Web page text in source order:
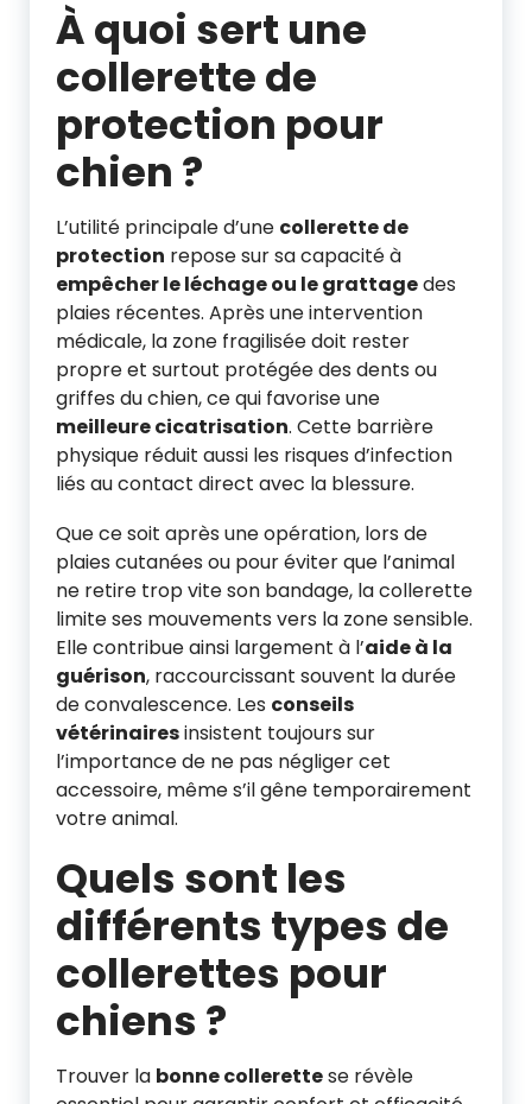
À quoi sert une
collerette de
protection pour
chien ?
L’utilité principale d’une collerette de
protection repose sur sa capacité à
empêcher le léchage ou le grattagedes
plaies récentes. Après une intervention
médicale, la zone fragilisée doit rester
propre et surtout protégée des dents ou
griffes du chien, ce qui favorise une
meilleure cicatrisation. Cette barrière
physique réduit aussi les risques d’infection
liés au contact direct avec la blessure.
Que ce soit après une opération, lors de
plaies cutanées ou pour éviter que l’animal
ne retire trop vite son bandage, la collerette
limite ses mouvements vers la zone sensible.
Elle contribue ainsi largement à l’aide à la
guérison, raccourcissant souvent la durée
de convalescence. Les conseils
vétérinairesinsistent toujours sur
l’importance de ne pas négliger cet
accessoire, même s’il gêne temporairement
votre animal.
Quels sont les
différents types de
collerettes pour
chiens ?
Trouver la bonne collerettese révèle